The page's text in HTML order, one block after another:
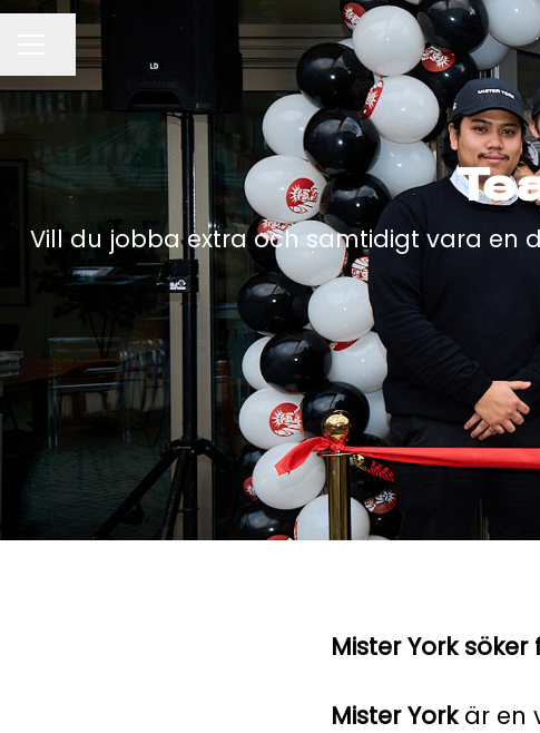
KARRIÄRMENY
Dela sidan
Vill du jobba extra och samtidigt vara en
Mister York
Mister Yorkär en